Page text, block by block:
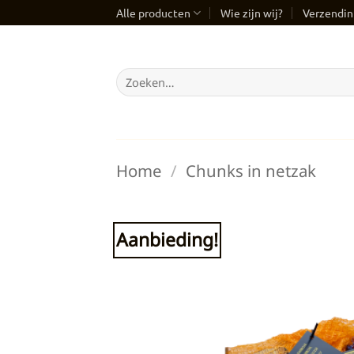
Alle producten Wie zijn wij?
Zoeken
naar:
Home / Chunks in netzak
Aanbieding!